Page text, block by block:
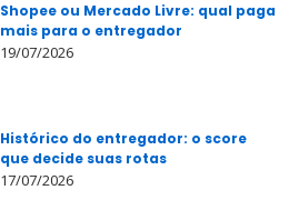
Shopee ou Mercado Livre: qual paga
mais para o entregador
19/07/2026
Histórico do entregador: o score
que decide suas rotas
17/07/2026